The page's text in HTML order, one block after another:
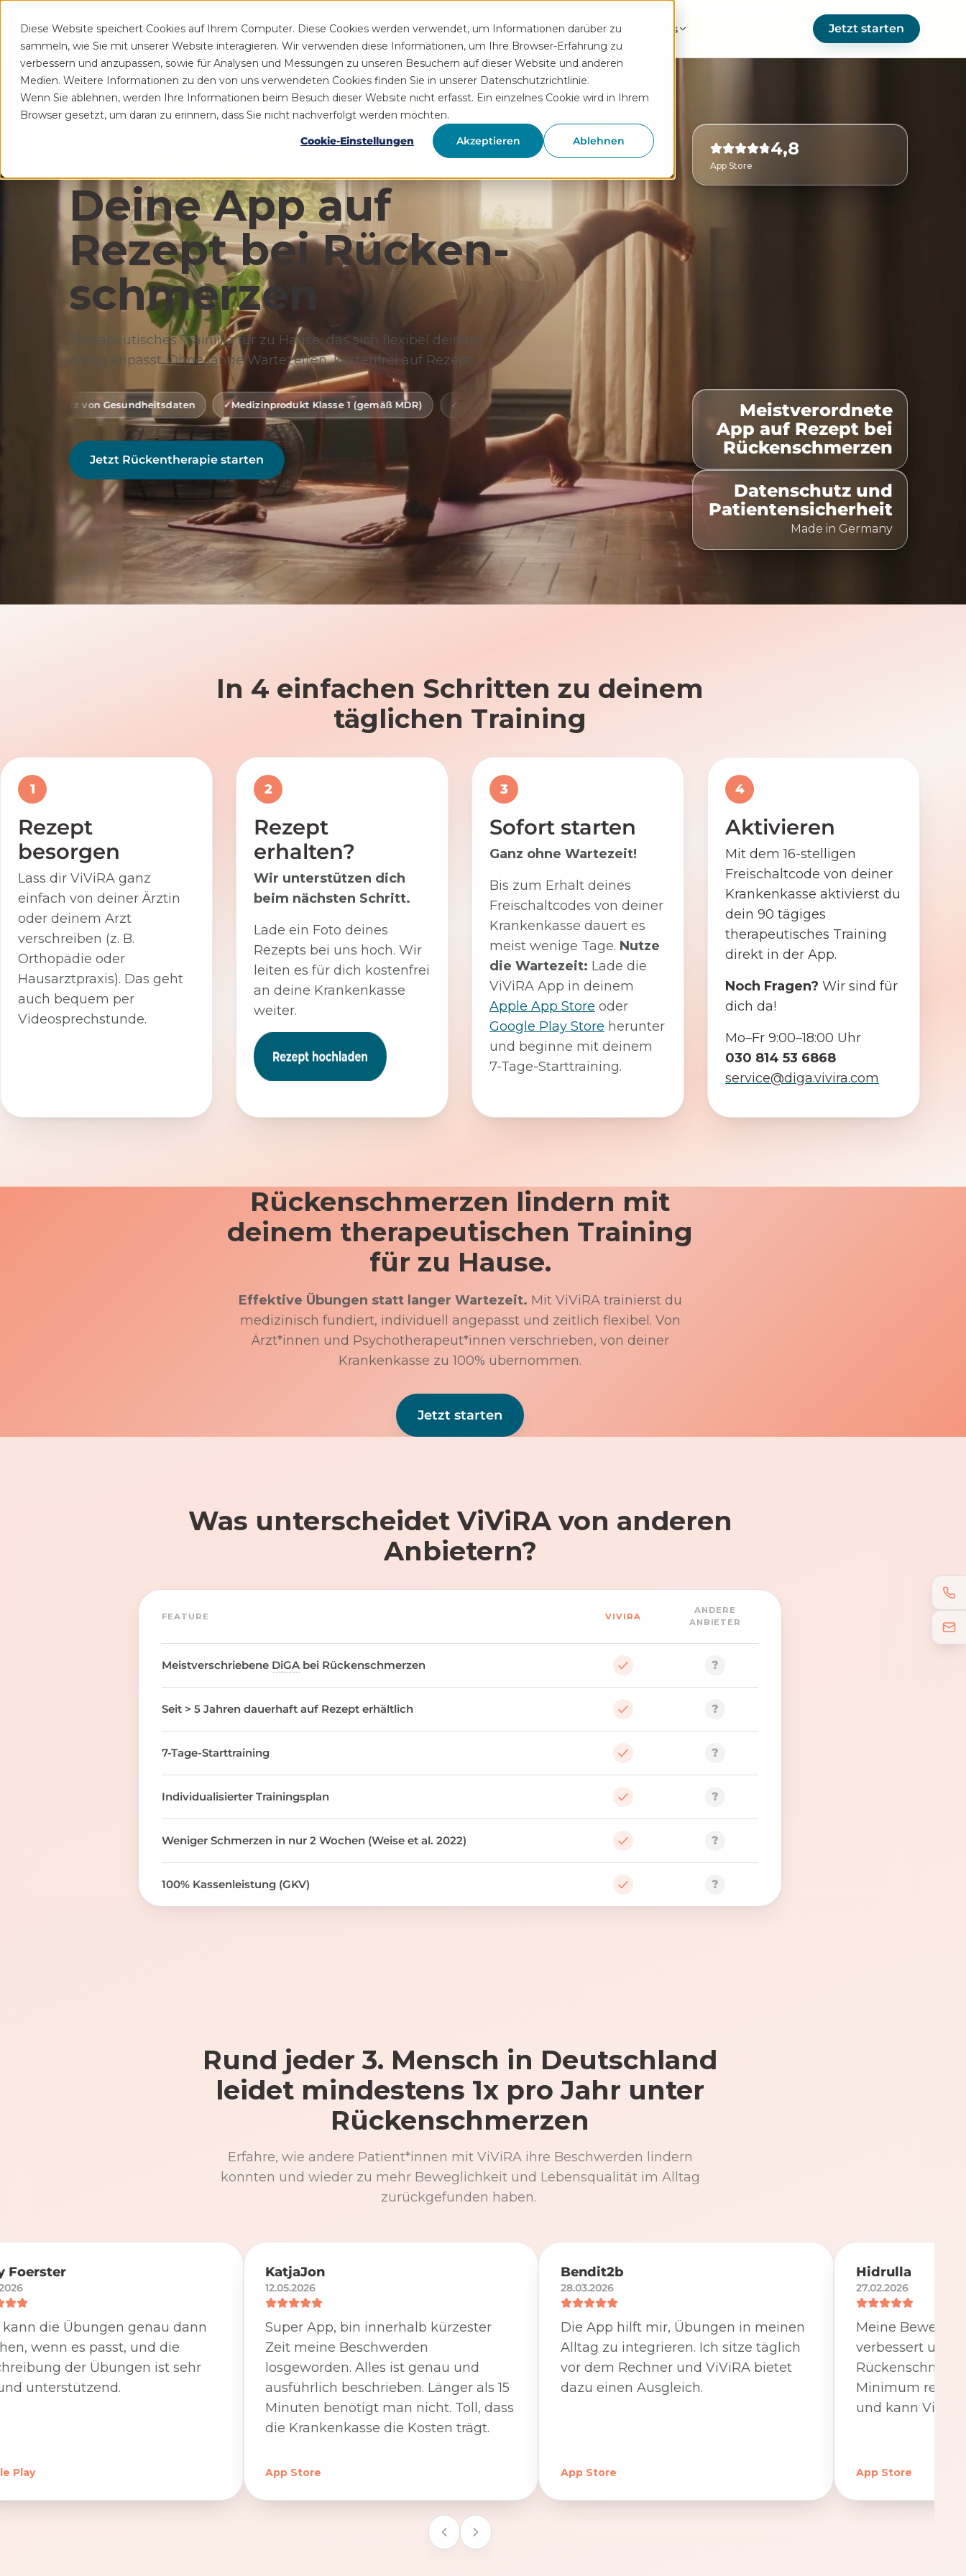
Diese Website speichert Cookies auf Ihrem Computer. Diese Cookies werden verwendet, um Informationen darüber zu
sammeln, wie Sie mit unserer Website interagieren. Wir verwenden diese Informationen, um Ihre Browser-Erfahrung zu
verbessern und anzupassen, sowie für Analysen und Messungen zu unseren Besuchern auf dieser Website und anderen
Medien. Weitere Informationen zu den von uns verwendeten Cookies finden Sie in unserer Datenschutzrichtlinie.
Wenn Sie ablehnen, werden Ihre Informationen beim Besuch dieser Website nicht erfasst. Ein einzelnes Cookie wird in Ihrem
Browser gesetzt, um daran zu erinnern, dass Sie nicht nachverfolgt werden möchten.
Cookie-Einstellungen
Akzeptieren Ablehnen
Patient Praxis Funktionen Rezeptservice Wissen Hilfe Über uns Jetzt starten
4,8
App Store
Meistverordnete
App auf Rezept bei
Rückenschmerzen
Datenschutz und
Patientensicherheit
Made in Germany
Deine App auf
Rezept bei Rücken­
schmerzen
Therapeutisches Training für zu Hause, das sich flexibel deinem
Alltag anpasst. Ohne lange Wartezeiten, kostenfrei auf Rezept.
Gesundheitsdaten Medizinprodukt Klasse 1 (gemäß MDR) Digitale Gesundheitsanwendung (DiGA) 100% Kostenübernahme Zeitlich flexibel
Jetzt Rückentherapie starten
In 4 einfachen Schritten zu deinem
täglichen Training
1
Rezept
besorgen
Lass dir ViViRA ganz
einfach von deiner Ärztin
oder deinem Arzt
verschreiben (z. B.
Orthopädie oder
Hausarztpraxis). Das geht
auch bequem per
Videosprechstunde.
2
Rezept
erhalten?
Wir unterstützen dich
beim nächsten Schritt.
Lade ein Foto deines
Rezepts bei uns hoch. Wir
leiten es für dich kostenfrei
an deine Krankenkasse
weiter.
3
Sofort starten
Ganz ohne Wartezeit!
Bis zum Erhalt deines
Freischaltcodes von deiner
Krankenkasse dauert es
meist wenige Tage. Nutze
die Wartezeit: Lade die
ViViRA App in deinem
Apple App Store oder
Google Play Store herunter
und beginne mit deinem
7-Tage-Starttraining.
4
Aktivieren
Mit dem 16-stelligen
Freischaltcode von deiner
Krankenkasse aktivierst du
dein 90 tägiges
therapeutisches Training
direkt in der App.
Noch Fragen? Wir sind für
dich da!
Mo–Fr 9:00–18:00 Uhr
030 814 53 6868
service@diga.vivira.com
Rückenschmerzen lindern mit
deinem therapeutischen Training
für zu Hause.
Effektive Übungen statt langer Wartezeit. Mit ViViRA trainierst du
medizinisch fundiert, individuell angepasst und zeitlich flexibel. Von
Ärzt*innen und Psychotherapeut*innen verschrieben, von deiner
Krankenkasse zu 100% übernommen.
Jetzt starten
Was unterscheidet ViViRA von anderen
Anbietern?
FEATURE VIVIRA
ANDERE
ANBIETER
Meistverschriebene DiGA bei Rückenschmerzen ?
Seit > 5 Jahren dauerhaft auf Rezept erhältlich ?
7-Tage-Starttraining ?
Individualisierter Trainingsplan ?
Weniger Schmerzen in nur 2 Wochen (Weise et al. 2022) ?
100% Kassenleistung (GKV) ?
Rund jeder 3. Mensch in Deutschland
leidet mindestens 1x pro Jahr unter
Rückenschmerzen
Erfahre, wie andere Patient*innen mit ViViRA ihre Beschwerden lindern
konnten und wieder zu mehr Beweglichkeit und Lebensqualität im Alltag
zurückgefunden haben.
Foerster
die Übungen genau dann
wenn es passt, und die
der Übungen ist sehr
unterstützend.
Play
KatjaJon
12.05.2026
Super App, bin innerhalb kürzester
Zeit meine Beschwerden
losgeworden. Alles ist genau und
ausführlich beschrieben. Länger als 15
Minuten benötigt man nicht. Toll, dass
die Krankenkasse die Kosten trägt.
App Store
Bendit2b
28.03.2026
Die App hilft mir, Übungen in meinen
Alltag zu integrieren. Ich sitze täglich
vor dem Rechner und ViViRA bietet
dazu einen Ausgleich.
App Store
Hidrulla
27.02.2026
Meine
verbessert und
Minimum
und kann
App Store